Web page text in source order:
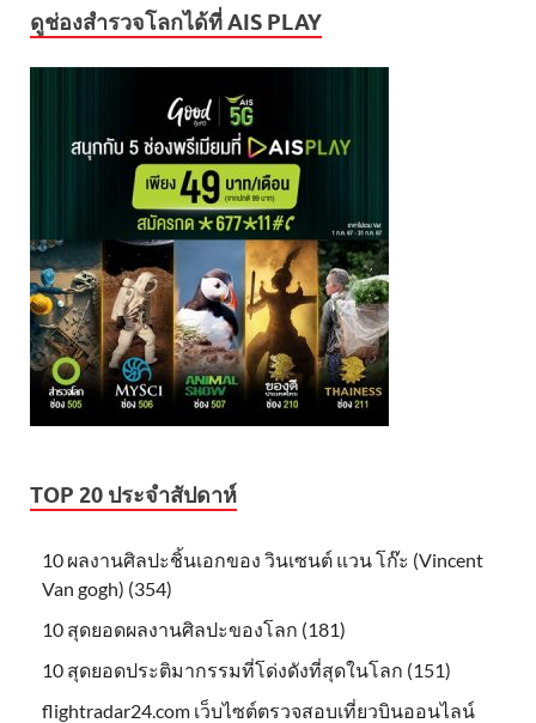
ดูช่องสำรวจโลกได้ที่ AIS PLAY
TOP 20 ประจำสัปดาห์
10 ผลงานศิลปะชิ้นเอกของ วินเซนต์ แวน โก๊ะ (Vincent
Van gogh) (354)
10 สุดยอดผลงานศิลปะของโลก (181)
10 สุดยอดประติมากรรมที่โด่งดังที่สุดในโลก (151)
flightradar24.com เว็บไซต์ตรวจสอบเที่ยวบินออนไลน์